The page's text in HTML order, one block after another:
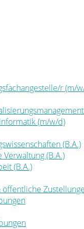
r (m/
(m/w/d)
(B.A.)
(B.A.)
(B.A.)
öffentliche